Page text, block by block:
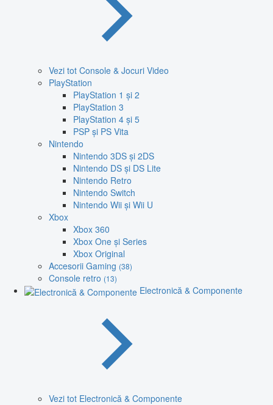
Vezi tot Console & Jocuri Video
PlayStation
PlayStation 1 și 2
PlayStation 3
PlayStation 4 și 5
PSP și PS Vita
Nintendo
Nintendo 3DS și 2DS
Nintendo DS și DS Lite
Nintendo Retro
Nintendo Switch
Nintendo Wii și Wii U
Xbox
Xbox 360
Xbox One și Series
Xbox Original
Accesorii Gaming (38)
Console retro (13)
Electronică & Componente
Vezi tot Electronică & Componente